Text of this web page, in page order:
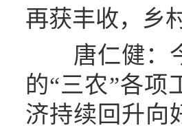
再获丰收，乡
唐仁健：今
的“三农”各项
济持续回升向